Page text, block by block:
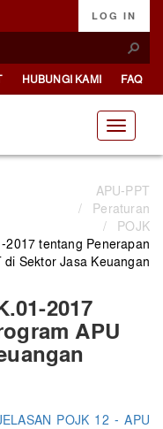
LOG IN
HUBUNGI KAMI FAQ
APU-PPT
/
Peraturan
/
POJK
2017 tentang Penerapan
di Sektor Jasa Keuangan
2017
APU
POJK 12 - APU